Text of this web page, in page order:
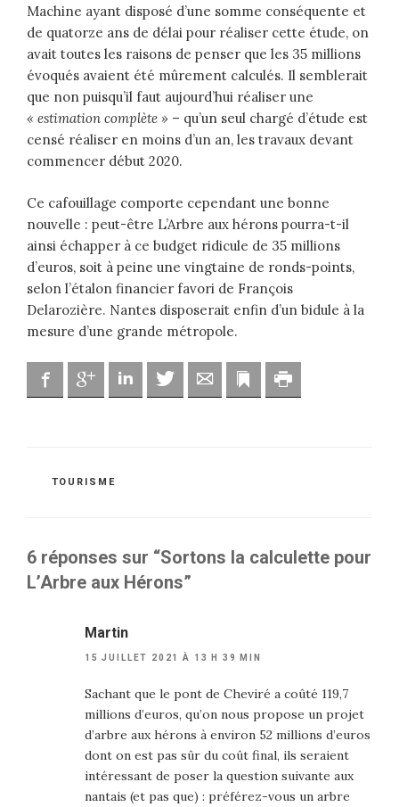
Machine ayant disposé d’une somme conséquente et
de quatorze ans de délai pour réaliser cette étude, on
avait toutes les raisons de penser que les 35 millions
évoqués avaient été mûrement calculés. Il semblerait
que non puisqu’il faut aujourd’hui réaliser une
« estimation complète » – qu’un seul chargé d’étude est
censé réaliser en moins d’un an, les travaux devant
commencer début 2020.
Ce cafouillage comporte cependant une bonne
nouvelle : peut-être L’Arbre aux hérons pourra-t-il
ainsi échapper à ce budget ridicule de 35 millions
d’euros, soit à peine une vingtaine de ronds-points,
selon l’étalon financier favori de François
Delarozière. Nantes disposerait enfin d’un bidule à la
mesure d’une grande métropole.
FacebookGoogle Linkedin Twitter Adresse mailMarque-page
CATÉGORIES
TOURISME
6 réponses sur “Sortons la calculette pour
L’Arbre aux Hérons”
Martin
15 JUILLET 2021 À 13 H 39 MIN
Sachant que le pont de Cheviré a coûté 119,7
millions d’euros, qu’on nous propose un projet
d’arbre aux hérons à environ 52 millions d’euros
dont on est pas sûr du coût final, ils seraient
intéressant de poser la question suivante aux
nantais (et pas que) : préférez-vous un arbre